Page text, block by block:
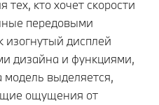
кто хочет скорости
передовыми
изогнутый дисплей
дизайна и функциями,
выделяется,
ощущения от